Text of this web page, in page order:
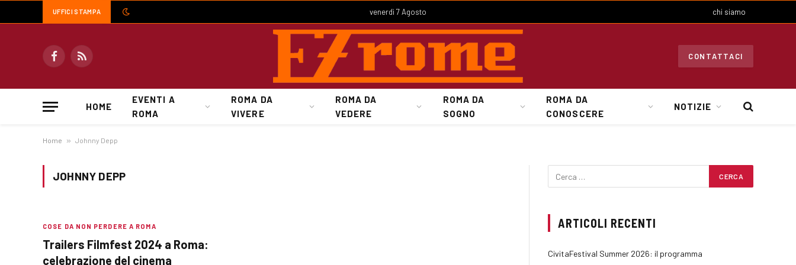
UFFICI STAMPA venerdì 7 Agosto chi siamo
FacebookRSS
CONTATTACI
HOME
EVENTI A
ROMA
ROMA DA
VIVERE
ROMA DA
VEDERE
ROMA DA
SOGNO
ROMA DA
CONOSCERE
NOTIZIE
Home » Johnny Depp
JOHNNY DEPP
COSE DA NON PERDERE A ROMA
Trailers Filmfest 2024 a Roma:
celebrazione del cinema
ARTICOLI RECENTI
CivitaFestival Summer 2026: il programma